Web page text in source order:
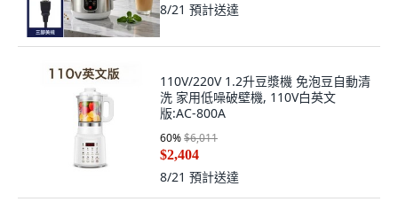
8/21 預計送達
110V/220V 1.2升豆漿機 免泡豆自動清
洗 家用低噪破壁機, 110V白英文
版:AC-800A
60%$6,011
$2,404
8/21 預計送達